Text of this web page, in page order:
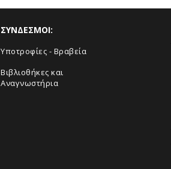
ΣΥΝΔΕΣΜΟΙ:
Υποτροφίες - Βραβεία
Βιβλιοθήκες και
Αναγνωστήρια